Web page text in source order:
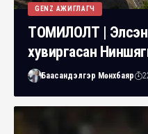
GENZ АЖИГЛАГЧ
ТОМИЛОЛТ | Элсэн
хувиргасан
Баасандэлгэр Мөнхбаяр